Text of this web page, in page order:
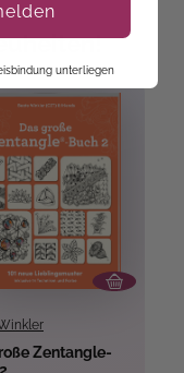
Zentangle-
unterliegen